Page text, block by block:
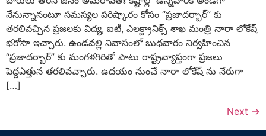
నేనున్నానంటూ సమస్యల పరిష్కారం కోసం “ప్రజాదర్బార్” కు
తరలివచ్చిన ప్రజలకు విద్య, ఐటీ, ఎలక్ట్రానిక్స్ శాఖ మంత్రి నారా లోకేష్
భరోసా ఇచ్చారు. ఉండవల్లి నివాసంలో బుధవారం నిర్వహించిన
“ప్రజాదర్బార్” కు మంగళగిరితో పాటు రాష్ట్రవ్యాప్తంగా ప్రజలు
పెద్దఎత్తున తరలివచ్చారు. ఉదయం నుంచే నారా లోకేష్ ను నేరుగా
[…]
Next →